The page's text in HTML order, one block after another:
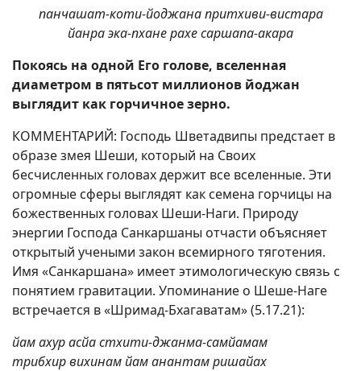
панчашат-коти-йоджана притхиви-вистара
йанра эка-пхане рахе саршапа-акара
Покоясь на одной Его голове, вселенная
диаметром в пятьсот миллионов йоджан
выглядит как горчичное зерно.
КОММЕНТАРИЙ: Господь Шветадвипы предстает в
образе змея Шеши, который на Своих
бесчисленных головах держит все вселенные. Эти
огромные сферы выглядят как семена горчицы на
божественных головах Шеши-Наги. Природу
энергии Господа Санкаршаны отчасти объясняет
открытый учеными закон всемирного тяготения.
Имя «Санкаршана» имеет этимологическую связь с
понятием гравитации. Упоминание о Шеше-Наге
встречается в «Шримад-Бхагаватам» (5.17.21):
йам ахур асйа стхити-джанма-самйамам
трибхир вихинам йам анантам ришайах